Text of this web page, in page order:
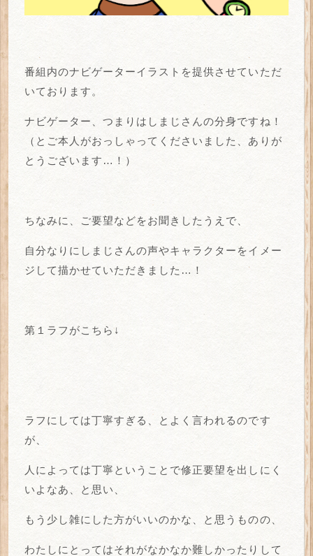
番組内のナビゲーターイラストを提供させていただ
いております。
ナビゲーター、つまりはしまじさんの分身ですね！
（とご本人がおっしゃってくださいました、ありが
とうございます…！）
ちなみに、ご要望などをお聞きしたうえで、
自分なりにしまじさんの声やキャラクターをイメー
ジして描かせていただきました…！
第１ラフがこちら↓
ラフにしては丁寧すぎる、とよく言われるのです
が、
人によっては丁寧ということで修正要望を出しにく
いよなあ、と思い、
もう少し雑にした方がいいのかな、と思うものの、
わたしにとってはそれがなかなか難しかったりして